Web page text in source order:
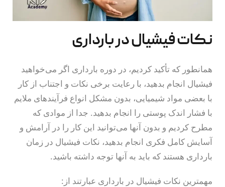
نکات فیشیال در بارداری
همانطور که تأکید کردیم، در دوره بارداری اگر می‌خواهید
فیشیال انجام بدهید، با رعایت برخی نکات و اجتناب از کار
با بعضی مواد شیمیایی، بدون مشکل انواع فرآیندهای ملایم
با فشار اندک پوستی را انجام بدهید. جدا از موادی که
مطرح کردیم و بدون آنها می‌توانید این کار را در آرامش و
آسایش کامل فکری انجام بدهید، نکات فیشیال در زمان
بارداری هستند که باید به آنها توجه داشته باشید.
مهمترین نکات فیشیال در بارداری عبارتند از: